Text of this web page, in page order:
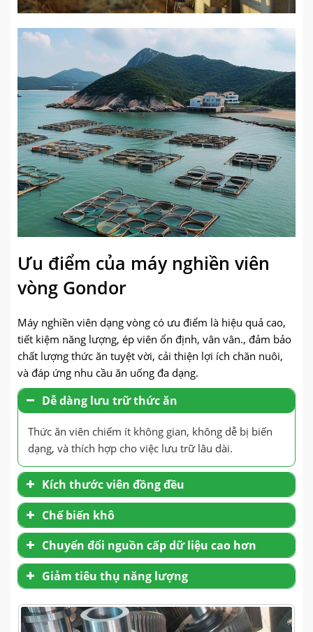
Ưu điểm của máy nghiền viên
vòng Gondor
Máy nghiền viên dạng vòng có ưu điểm là hiệu quả cao,
tiết kiệm năng lượng, ép viên ổn định, vân vân., đảm bảo
chất lượng thức ăn tuyệt vời, cải thiện lợi ích chăn nuôi,
và đáp ứng nhu cầu ăn uống đa dạng.
Dễ dàng lưu trữ thức ăn
Thức ăn viên chiếm ít không gian, không dễ bị biến
dạng, và thích hợp cho việc lưu trữ lâu dài.
Kích thước viên đồng đều
Chế biến khô
Chuyển đổi nguồn cấp dữ liệu cao hơn
Giảm tiêu thụ năng lượng